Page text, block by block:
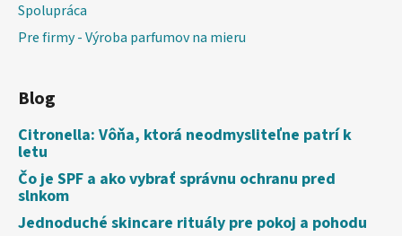
Spolupráca
Pre firmy - Výroba parfumov na mieru
Blog
Citronella: Vôňa, ktorá neodmysliteľne patrí k
letu
Čo je SPF a ako vybrať správnu ochranu pred
slnkom
Jednoduché skincare rituály pre pokoj a pohodu